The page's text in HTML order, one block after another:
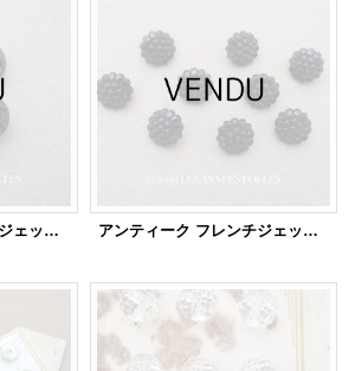
アンティーク フレンチジェットのボタン アンティーク フレンチジェットのボタン 9mm 9ピースのセット黒 ガラスボタン